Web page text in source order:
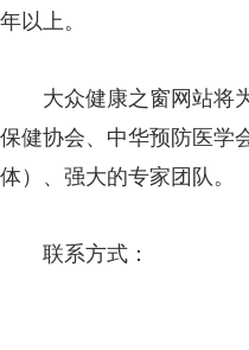
年以上。
大众健康之窗网站将为
保健协会、中华预防医学
体）、强大的专家团队。
联系方式：